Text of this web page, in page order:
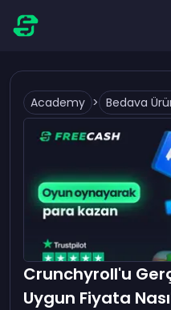
Academy > Bedava
Crunchyroll'u
Uygun Fiyata